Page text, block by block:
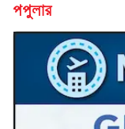
পপুলার